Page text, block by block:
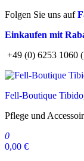
Zum
springen
Folgen Sie uns aufF
Einkaufen mit
+49 (0) 6253 1060
Fell-Boutique
Pflege und
0
0,00 €